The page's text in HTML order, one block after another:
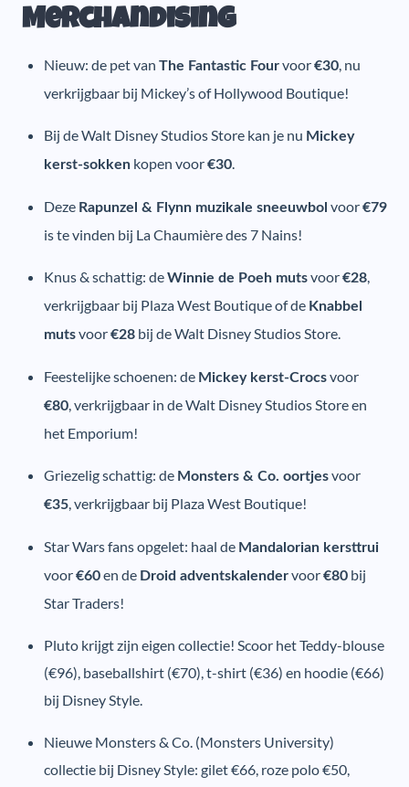
Merchandising
Nieuw: de pet van The Fantastic Fourvoor€30, nu
verkrijgbaar bij Mickey’s of Hollywood Boutique!
Bij de Walt Disney Studios Store kan je nu Mickey
kerst-sokken kopen voor€30.
Deze Rapunzel & Flynn muzikale sneeuwbol voor€79
is te vinden bij La Chaumière des 7 Nains!
Knus & schattig: deWinnie de Poeh mutsvoor€28,
verkrijgbaar bij Plaza West Boutique of de Knabbel
mutsvoor€28 bij de Walt Disney Studios Store.
Feestelijke schoenen: de Mickey kerst-Crocsvoor
€80, verkrijgbaar in de Walt Disney Studios Store en
het Emporium!
Griezelig schattig: de Monsters & Co. oortjesvoor
€35, verkrijgbaar bij Plaza West Boutique!
Star Wars fans opgelet: haal de Mandalorian kersttrui
voor€60en de Droid adventskalendervoor€80 bij
Star Traders!
Pluto krijgt zijn eigen collectie! Scoor het Teddy-blouse
(€96), baseballshirt (€70), t-shirt (€36) en hoodie (€66)
bij Disney Style.
Nieuwe Monsters & Co. (Monsters University)
collectie bij Disney Style: gilet €66, roze polo €50,